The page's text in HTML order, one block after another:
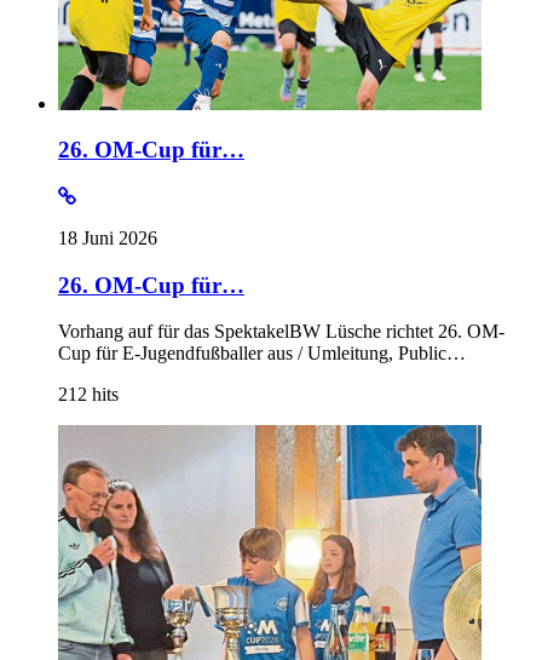
26. OM-Cup für…
18 Juni 2026
26. OM-Cup für…
Vorhang auf für das SpektakelBW Lüsche richtet 26. OM-
Cup für E-Jugendfußballer aus / Umleitung, Public…
212 hits